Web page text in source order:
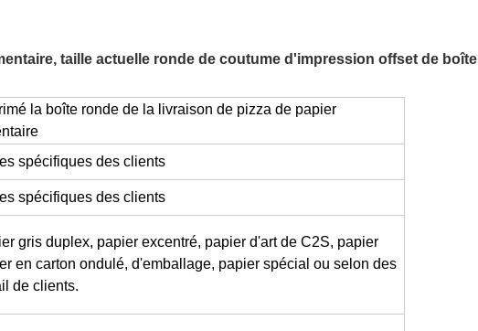
taille actuelle ronde de coutume d'impression offset de boîte
la boîte ronde de la livraison de pizza de papier
spécifiques des clients
spécifiques des clients
gris duplex, papier excentré, papier d'art de C2S, papier
en carton ondulé, d'emballage, papier spécial ou selon des
de clients.